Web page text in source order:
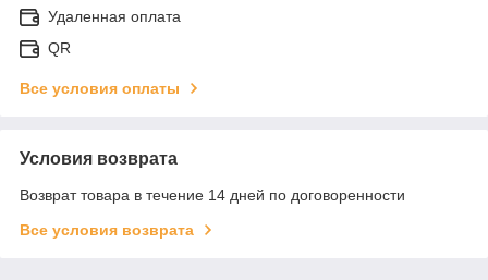
Удаленная оплата
QR
Все условия оплаты
Условия возврата
Возврат товара в течение 14 дней по договоренности
Все условия возврата